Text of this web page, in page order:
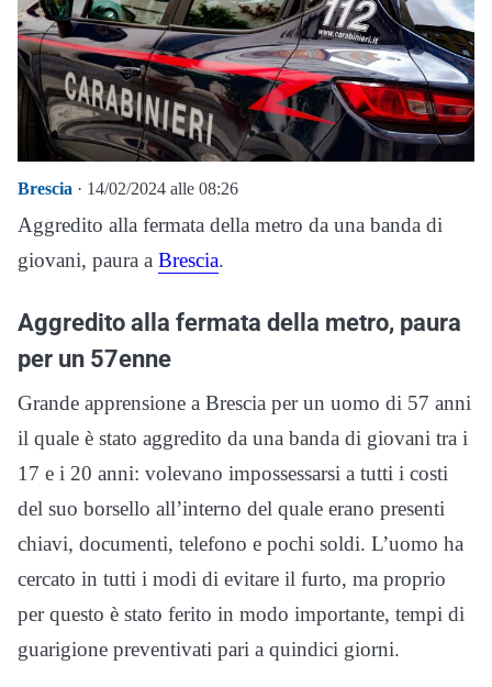
Brescia · 14/02/2024 alle 08:26
Aggredito alla fermata della metro da una banda di
giovani, paura a Brescia.
Aggredito alla fermata della metro, paura
per un 57enne
Grande apprensione a Brescia per un uomo di 57 anni
il quale è stato aggredito da una banda di giovani tra i
17 e i 20 anni: volevano impossessarsi a tutti i costi
del suo borsello all’interno del quale erano presenti
chiavi, documenti, telefono e pochi soldi. L’uomo ha
cercato in tutti i modi di evitare il furto, ma proprio
per questo è stato ferito in modo importante, tempi di
guarigione preventivati pari a quindici giorni.